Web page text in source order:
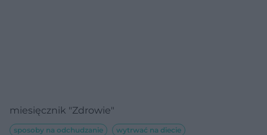
miesięcznik "Zdrowie"
sposoby na odchudzanie
wytrwać na diecie